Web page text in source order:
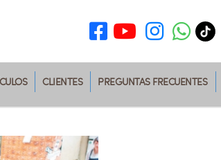
CLIENTES PREGUNTAS FRECUENTES